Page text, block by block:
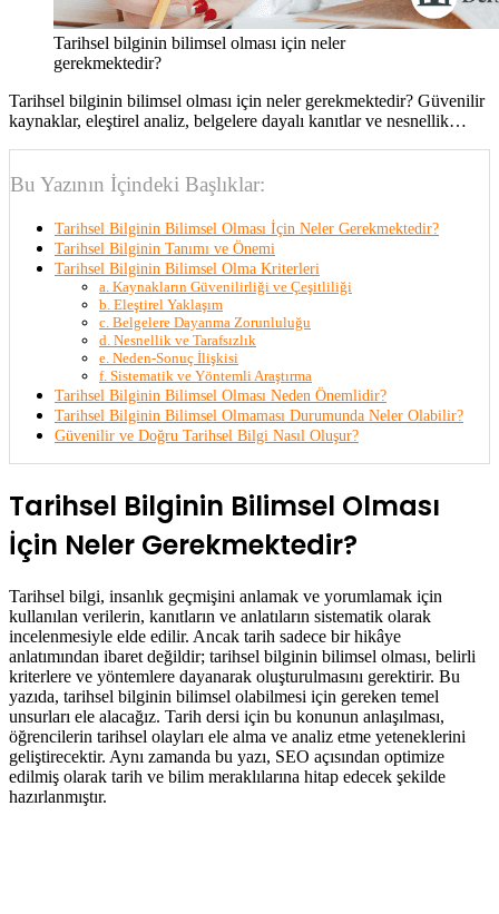
Tarihsel bilginin bilimsel olması için neler
gerekmektedir?
Tarihsel bilginin bilimsel olması için neler gerekmektedir? Güvenilir
kaynaklar, eleştirel analiz, belgelere dayalı kanıtlar ve nesnellik…
Bu Yazının İçindeki Başlıklar:
Tarihsel Bilginin Bilimsel Olması İçin Neler Gerekmektedir?
Tarihsel Bilginin Tanımı ve Önemi
Tarihsel Bilginin Bilimsel Olma Kriterleri
a. Kaynakların Güvenilirliği ve Çeşitliliği
b. Eleştirel Yaklaşım
c. Belgelere Dayanma Zorunluluğu
d. Nesnellik ve Tarafsızlık
e. Neden-Sonuç İlişkisi
f. Sistematik ve Yöntemli Araştırma
Tarihsel Bilginin Bilimsel Olması Neden Önemlidir?
Tarihsel Bilginin Bilimsel Olmaması Durumunda Neler Olabilir?
Güvenilir ve Doğru Tarihsel Bilgi Nasıl Oluşur?
Tarihsel Bilginin Bilimsel Olması
İçin Neler Gerekmektedir?
Tarihsel bilgi, insanlık geçmişini anlamak ve yorumlamak için
kullanılan verilerin, kanıtların ve anlatıların sistematik olarak
incelenmesiyle elde edilir. Ancak tarih sadece bir hikâye
anlatımından ibaret değildir; tarihsel bilginin bilimsel olması, belirli
kriterlere ve yöntemlere dayanarak oluşturulmasını gerektirir. Bu
yazıda, tarihsel bilginin bilimsel olabilmesi için gereken temel
unsurları ele alacağız. Tarih dersi için bu konunun anlaşılması,
öğrencilerin tarihsel olayları ele alma ve analiz etme yeteneklerini
geliştirecektir. Aynı zamanda bu yazı, SEO açısından optimize
edilmiş olarak tarih ve bilim meraklılarına hitap edecek şekilde
hazırlanmıştır.